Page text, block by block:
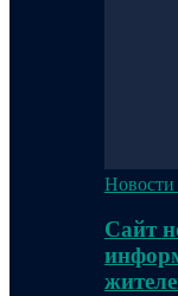
Новости
Сайт